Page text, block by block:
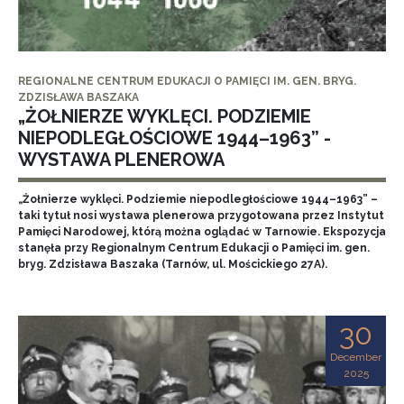
REGIONALNE CENTRUM EDUKACJI O PAMIĘCI IM. GEN. BRYG.
ZDZISŁAWA BASZAKA
„ŻOŁNIERZE WYKLĘCI. PODZIEMIE
NIEPODLEGŁOŚCIOWE 1944–1963” -
WYSTAWA PLENEROWA
„Żołnierze wyklęci. Podziemie niepodległościowe 1944–1963” –
taki tytuł nosi wystawa plenerowa przygotowana przez Instytut
Pamięci Narodowej, którą można oglądać w Tarnowie. Ekspozycja
stanęła przy Regionalnym Centrum Edukacji o Pamięci im. gen.
bryg. Zdzisława Baszaka (Tarnów, ul. Mościckiego 27A).
30
December
2025